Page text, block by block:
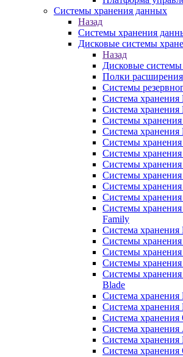
Системы хранения данных
Назад
Системы хранения
Дисковые системы
Назад
Дисковые
Полки расширения
Системы
Система
Система
Системы хранения
Система хранения
Системы хранения
Системы хранения
Системы хранения
Системы хранения
Системы хранения
Системы
Системы
Family
Система хранения
Системы
Системы
Системы
Системы хранения
Blade
Система хранения
Система хранения
Система
Система хранения
Система
Система